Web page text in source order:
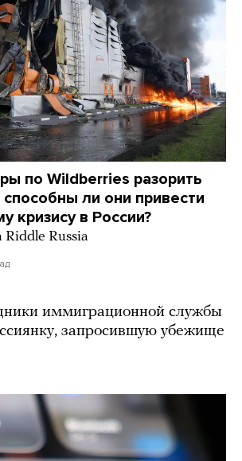
по Wildberries разорить
ли они привести
кризису в России?
Riddle Russia
иммиграционной службы
запросившую убежище